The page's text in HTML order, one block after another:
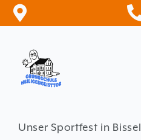
Zum
Inhalt
Unser Sportfest in Bissel